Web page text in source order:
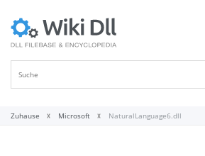
Zuhause Microsoft NaturalLanguage6.dll